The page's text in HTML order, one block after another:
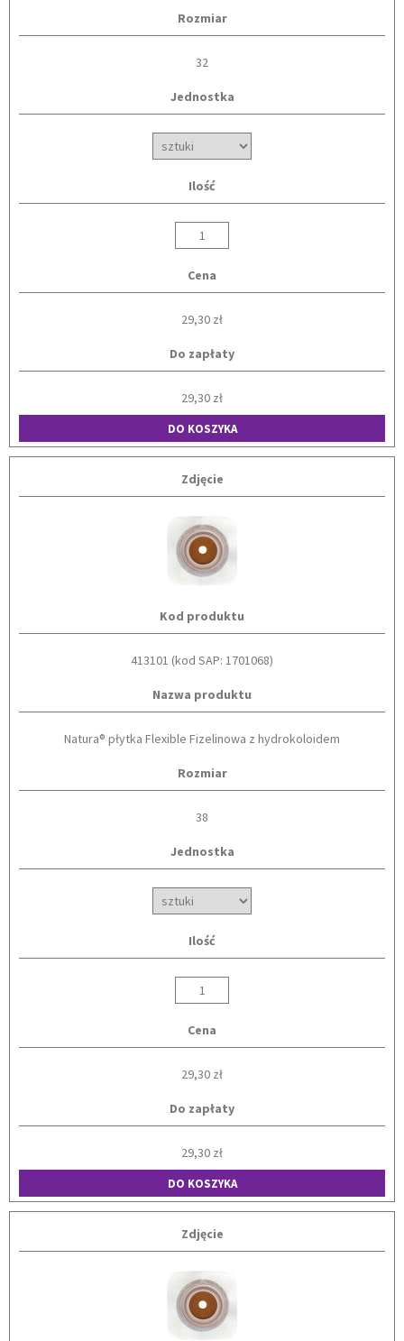
Rozmiar
32
Jednostka
Ilość
Cena
29,30 zł
Do zapłaty
29,30 zł
DO KOSZYKA
Zdjęcie
Kod produktu
413101 (kod SAP: 1701068)
Nazwa produktu
Natura® płytka Flexible Fizelinowa z hydrokoloidem
Rozmiar
38
Jednostka
Ilość
Cena
29,30 zł
Do zapłaty
29,30 zł
DO KOSZYKA
Zdjęcie